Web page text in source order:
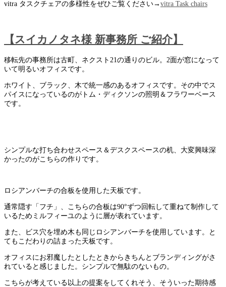
vitra タスクチェアの多様性をぜひご覧ください→ vitra Task chairs
【スイカノタネ様 新事務所 ご紹介】
移転先の事務所は古町、ネクスト21の通りのビル。2面が窓になって
いて明るいオフィスです。
ホワイト、ブラック、木で統一感のあるオフィスです。その中でス
パイスになっているのがトム・ディクソンの照明＆フラワーベース
です。
シンプルな打ち合わせスペース＆デスクスペースの机、大変興味深
かったのがこちらの作りです。
ロシアンバーチの合板を使用した天板です。
通常隠す「フチ」、こちらの合板は90°ずつ回転して重ねて制作して
いるためミルフィーユのように層が表れています。
また、ビス穴を埋め木も同じロシアンバーチを使用しています。と
てもこだわりの詰まった天板です。
オフィスにお邪魔したとしたときからきちんとブランディングがさ
れていると感じました。シンプルで無駄のないもの。
こちらが考えている以上の提案をしてくれそう、そういった期待感